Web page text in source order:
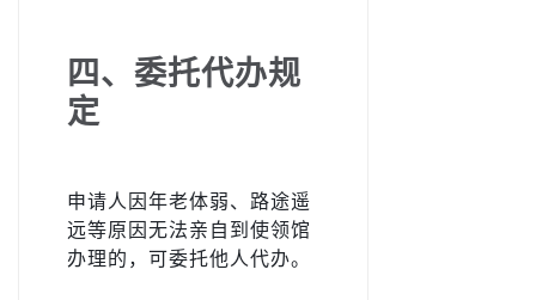
四、委托代办规
定
申请人因年老体弱、路途遥
远等原因无法亲自到使领馆
办理的，可委托他人代办。